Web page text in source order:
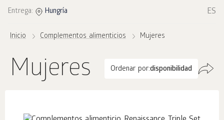
Entrega: Hungría ES
Inicio Complementos alimenticios Mujeres
Mujeres Ordenar por:disponibilidad